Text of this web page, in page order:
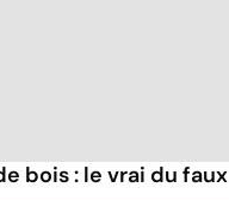
bois : le vrai du faux